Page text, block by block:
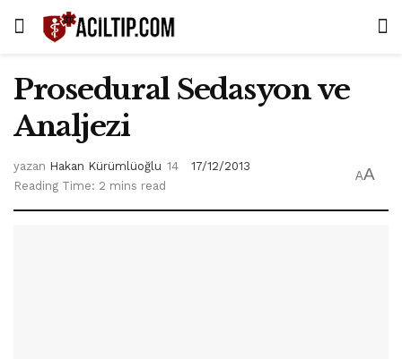
Prosedural Sedasyon ve
Analjezi
yazan Hakan Kürümlüoğlu
17/12/2013
Reading Time: 2 mins read
AA